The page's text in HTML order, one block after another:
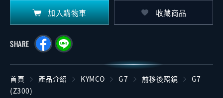
加入購物車 收藏商品
SHARE
首頁 產品介紹 KYMCO G7 前移後照鏡
G7
(Z300)